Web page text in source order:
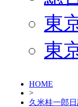
東
東
HOME
>
久米桂一郎